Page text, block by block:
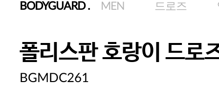
BODYGUARD. MEN 드로즈
폴리스판 호랑이 드로
BGMDC261